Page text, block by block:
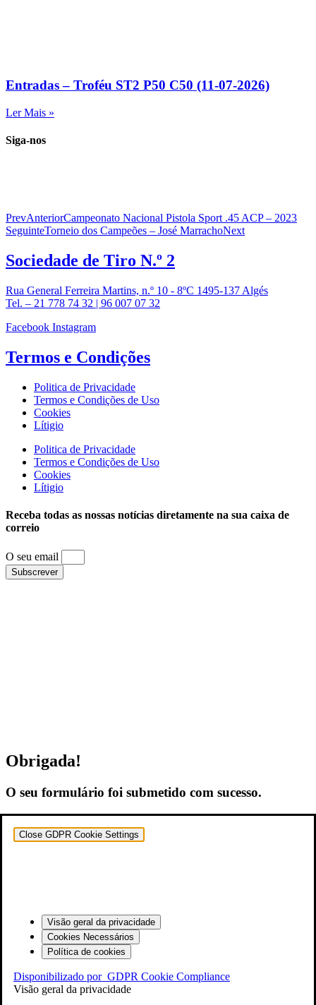
Entradas – Troféu ST2 P50 C50 (11-07-2026)
Ler Mais »
Siga-nos
PrevAnteriorCampeonato Nacional Pistola Sport .45 ACP – 2023
SeguinteTorneio dos Campeões – José MarrachoNext
Sociedade de Tiro N.º 2
Rua General Ferreira Martins, n.º 10 - 8ºC 1495-137 Algés
Tel. – 21 778 74 32 | 96 007 07 32
Facebook Instagram
Termos e Condições
Politica de Privacidade
Termos e Condições de Uso
Cookies
Lítigio
Politica de Privacidade
Termos e Condições de Uso
Cookies
Lítigio
Receba todas as nossas notícias diretamente na sua caixa de
correio
O seu email
Subscrever
Obrigada!
O seu formulário foi submetido com sucesso.
Close GDPR Cookie Settings
Visão geral da privacidade
Cookies Necessários
Política de cookies
Disponibilizado por GDPR Cookie Compliance
Visão geral da privacidade